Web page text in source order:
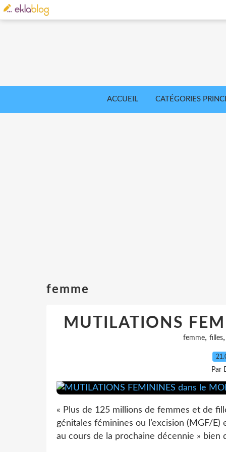
ACCUEIL CATÉGORIES
femme
MUTILATIONS
femme, filles
Par
« Plus de 125 millions de femmes et de
génitales féminines ou l’excision (MGF/
au cours de la prochaine décennie » bien